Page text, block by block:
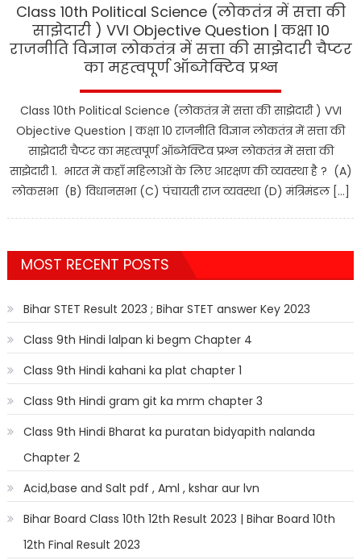
Class 10th Political Science (लोकतंत्र में सत्ता की
साझेदारी ) VVI Objective Question | कक्षा 10
राजनीति विज्ञान लोकतंत्र में सत्ता की साझेदारी चैप्टर
का महत्वपूर्ण ऑब्जेक्टिव प्रश्न
Class 10th Political Science (लोकतंत्र में सत्ता की साझेदारी ) VVI
Objective Question | कक्षा 10 राजनीति विज्ञान लोकतंत्र में सत्ता की
साझेदारी चैप्टर का महत्वपूर्ण ऑब्जेक्टिव प्रश्न लोकतंत्र में सत्ता की
साझेदारी 1. भारत में कहाँ महिलाओं के लिए आरक्षण की व्यवस्था है ? (A)
लोकसभा (B) विधानसभा (C) पंचायती राज व्यवस्था (D) मंत्रिमंडल […]
MOST RECENT POSTS
Bihar STET Result 2023 ; Bihar STET answer Key 2023
Class 9th Hindi lalpan ki begm Chapter 4
Class 9th Hindi kahani ka plat chapter 1
Class 9th Hindi gram git ka mrm chapter 3
Class 9th Hindi Bharat ka puratan bidyapith nalanda
Chapter 2
Acid,base and Salt pdf , Aml , kshar aur lvn
Bihar Board Class 10th 12th Result 2023 | Bihar Board 10th
12th Final Result 2023